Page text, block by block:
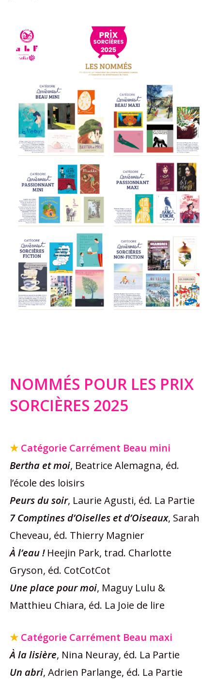
NOMMÉS POUR LES PRIX
SORCIÈRES 2025
★ Catégorie Carrément Beau mini
Bertha et moi, Beatrice Alemagna, éd.
l’école des loisirs
Peurs du soir, Laurie Agusti, éd. La Partie
7 Comptines d’Oiselles et d’Oiseaux, Sarah
Cheveau, éd. Thierry Magnier
À l’eau !Heejin Park, trad. Charlotte
Gryson, éd. CotCotCot
Une place pour moi, Maguy Lulu &
Matthieu Chiara, éd. La Joie de lire
★ Catégorie Carrément Beau maxi
À la lisière, Nina Neuray, éd. La Partie
Un abri, Adrien Parlange, éd. La Partie